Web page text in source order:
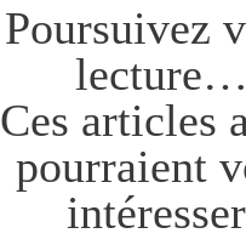
Poursuivez
lecture…
Ces articles
pourraient